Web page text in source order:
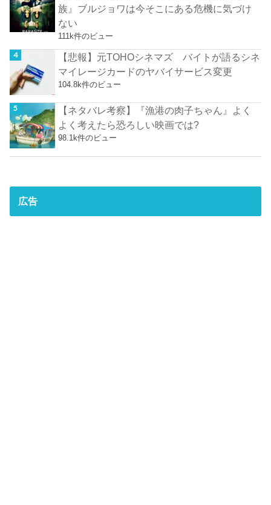
族』ブルジョワは今そこにある危機に気づけ
ない
111k件のビュー
【悲報】元TOHOシネマズ バイトが語るシネ
マイレージカードのヤバイサービス変更
104.8k件のビュー
【ネタバレ考察】『漁港の肉子ちゃん』よく
よく考えたら恐ろしい映画では?
98.1k件のビュー
広告